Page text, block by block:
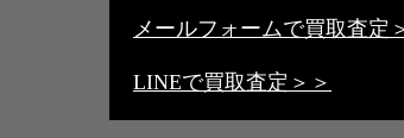
メールフォームで買取査定
LINEで買取査定＞＞